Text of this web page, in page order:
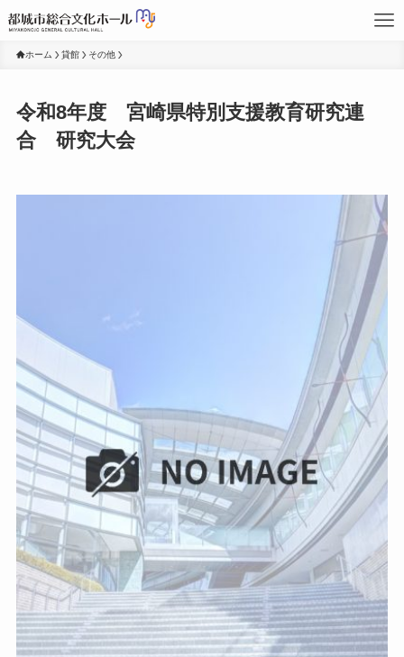
ホーム 貸館 その他
令和8年度 宮崎県特別支援教育研究連
合 研究大会